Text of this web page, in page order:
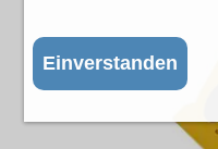
Einverstanden